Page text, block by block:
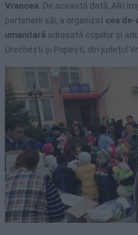
Vrancea. De această dată, ARI
partenerii săi, a organizat cea de-
umanitară adresată copiilor și
Urechești și Popești, din județul